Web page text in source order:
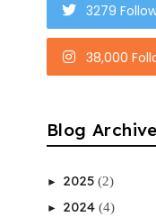
3279
38,000
Blog Archive
► 2025 (2)
► 2024 (4)